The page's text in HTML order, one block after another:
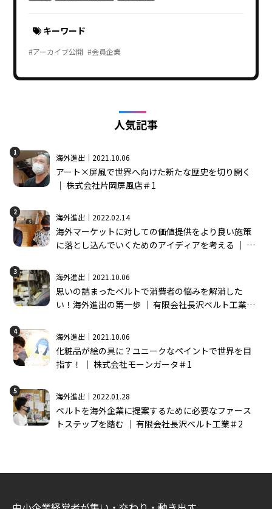
キーワード
#アーカイブ公開 #会員企業
人気記事
1
海外進出｜2021.10.06
アート×屏風で世界へ向けた新たな歴史を切り開く
│ 株式会社片岡屏風店＃1
2
海外進出｜2022.02.14
海外マーケットに対しての価値提供をより良い施策
に落とし込んでいくためのアイディアを考える │ 株
3
海外進出｜2021.10.06
思いの詰まったベルトで消費者の悩みを解消した
い！海外進出の第一歩 │ 有限会社長沢ベルト工業＃
4
海外進出｜2021.10.06
化粧品が絵の具に？ユニークなペイントで世界を目
指す！ │ 株式会社モーンガータ＃1
5
海外進出｜2022.01.28
ベルトを海外企業に提案するために必要なファース
トステップを踏む │ 有限会社長沢ベルト工業＃2